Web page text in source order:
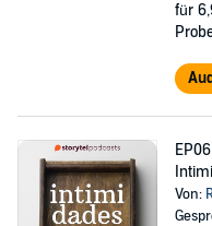
für
Von: